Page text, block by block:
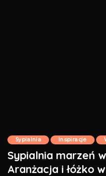
Sypialnia Inspiracje
Sypialnia marzeń
Aranżacja i łóżko